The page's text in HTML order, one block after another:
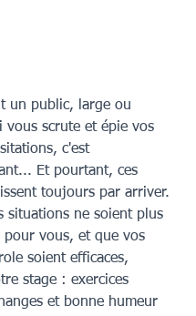
un public, large ou
vous scrute et épie vos
c'est
Et pourtant, ces
toujours par arriver.
situations ne soient plus
pour vous, et que vos
soient efficaces,
stage : exercices
et bonne humeur